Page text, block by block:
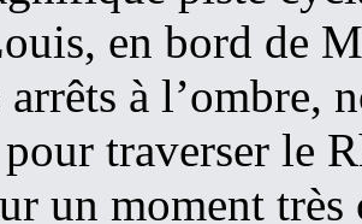
en bord de
à l’ombre,
traverser le
un moment